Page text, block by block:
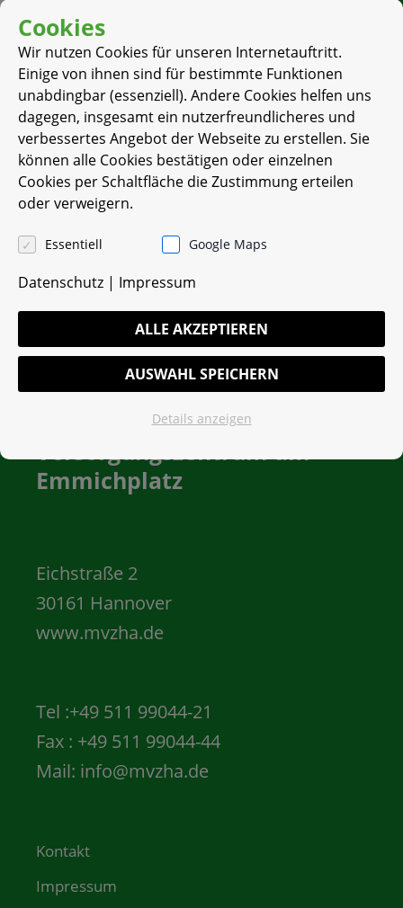
– Klassische Allgemeinmedizin
– Naturheilverfahren
– Integrative Schmerztherapie bei
Erkrankungen des
Bewegungsapparates
– Behandlungen von
Stresserkrankungen, Burnout,
Depression und Ängsten
Medizinisches
Versorgungszentrum am
Emmichplatz
Eichstraße 2
30161 Hannover
www.mvzha.de
Tel :+49 511 99044-21
Fax : +49 511 99044-44
Mail: info@mvzha.de
Kontakt
Impressum
Cookies
Wir nutzen Cookies für unseren Internetauftritt.
Einige von ihnen sind für bestimmte Funktionen
unabdingbar (essenziell). Andere Cookies helfen uns
dagegen, insgesamt ein nutzerfreundlicheres und
verbessertes Angebot der Webseite zu erstellen. Sie
können alle Cookies bestätigen oder einzelnen
Cookies per Schaltfläche die Zustimmung erteilen
oder verweigern.
Essentiell Google Maps
Datenschutz | Impressum
ALLE AKZEPTIEREN
AUSWAHL SPEICHERN
Details anzeigen